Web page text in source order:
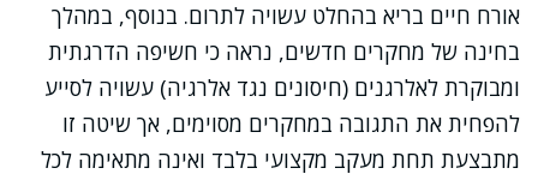
אורח חיים בריא בהחלט עשויה לתרום. בנוסף, במהלך
בחינה של מחקרים חדשים, נראה כי חשיפה הדרגתית
ומבוקרת לאלרגנים (חיסונים נגד אלרגיה) עשויה לסייע
להפחית את התגובה במחקרים מסוימים, אך שיטה זו
מתבצעת תחת מעקב מקצועי בלבד ואינה מתאימה לכל